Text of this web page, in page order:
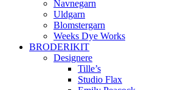
Navnegarn
Uldgarn
Blomstergarn
Weeks Dye Works
BRODERIKIT
Designere
Tille’s
Studio Flax